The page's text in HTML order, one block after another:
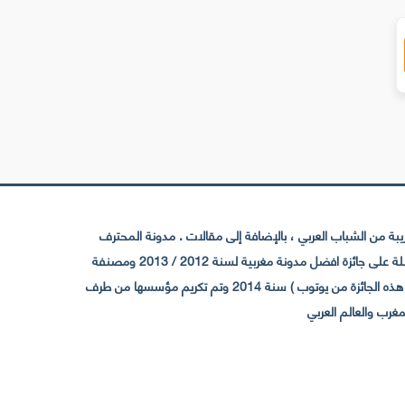
الشباب العربي ، بالإضافة إلى مقالات . مدونة المحترف
تأسست سنة 2009 حيث تستقطب الآن عدد كبير من الزوار من كافة ربوع الوطن العربي ، حيث ان مقرها الرئيسي بالمغرب و مديرها امين رغيب ،حاصلة على جائزة افضل مدونة مغربية لسنة 2012 / 2013 ومصنفة
ضمن افضل 10 مدونات عربية حسب المركز الدولي للصحفيين ICFJ سنة 2013 وحاصلة على الجائزة الفضية من يوتوب (اول قناة مغربية تحصل على هذه الجائزة من يوتوب ) سنة 2014 وتم تكريم مؤسسها من طرف